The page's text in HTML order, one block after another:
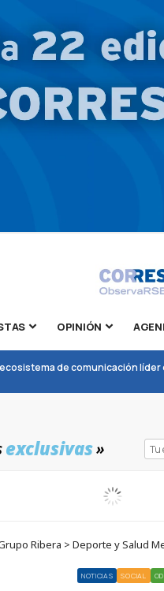
OPINIÓN
de comunicación líder
exclusivas»
Ribera > Deporte y Salud
NOTICIAS SOCIAL